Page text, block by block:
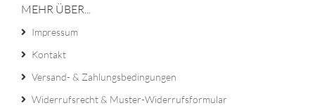
MEHR ÜBER...
Impressum
Kontakt
Versand- & Zahlungsbedingungen
Widerrufsrecht & Muster-Widerrufsformular